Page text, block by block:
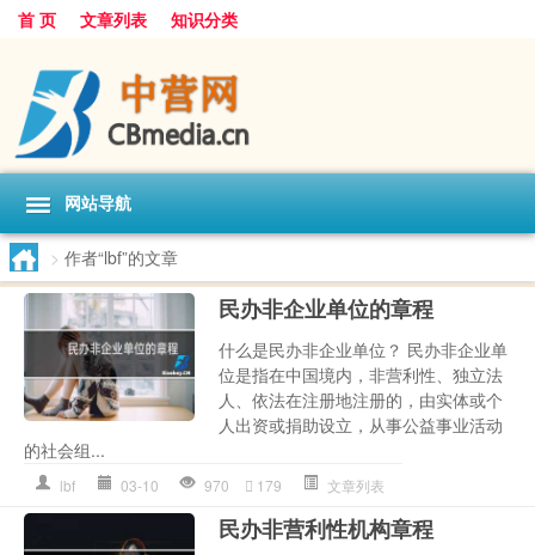
首 页 文章列表 知识分类
网站导航
> 作者“lbf”的文章
民办非企业单位的章程
什么是民办非企业单位？ 民办非企业单
位是指在中国境内，非营利性、独立法
人、依法在注册地注册的，由实体或个
人出资或捐助设立，从事公益事业活动
的社会组...
lbf 03-10 970 179 文章列表
民办非营利性机构章程